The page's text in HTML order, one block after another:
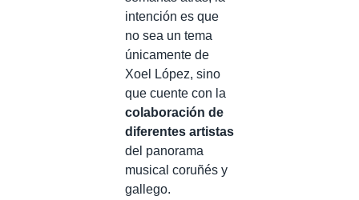
intención es que
no sea un tema
únicamente de
Xoel López, sino
que cuente con la
colaboración de
diferentes artistas
del panorama
musical coruñés y
gallego.